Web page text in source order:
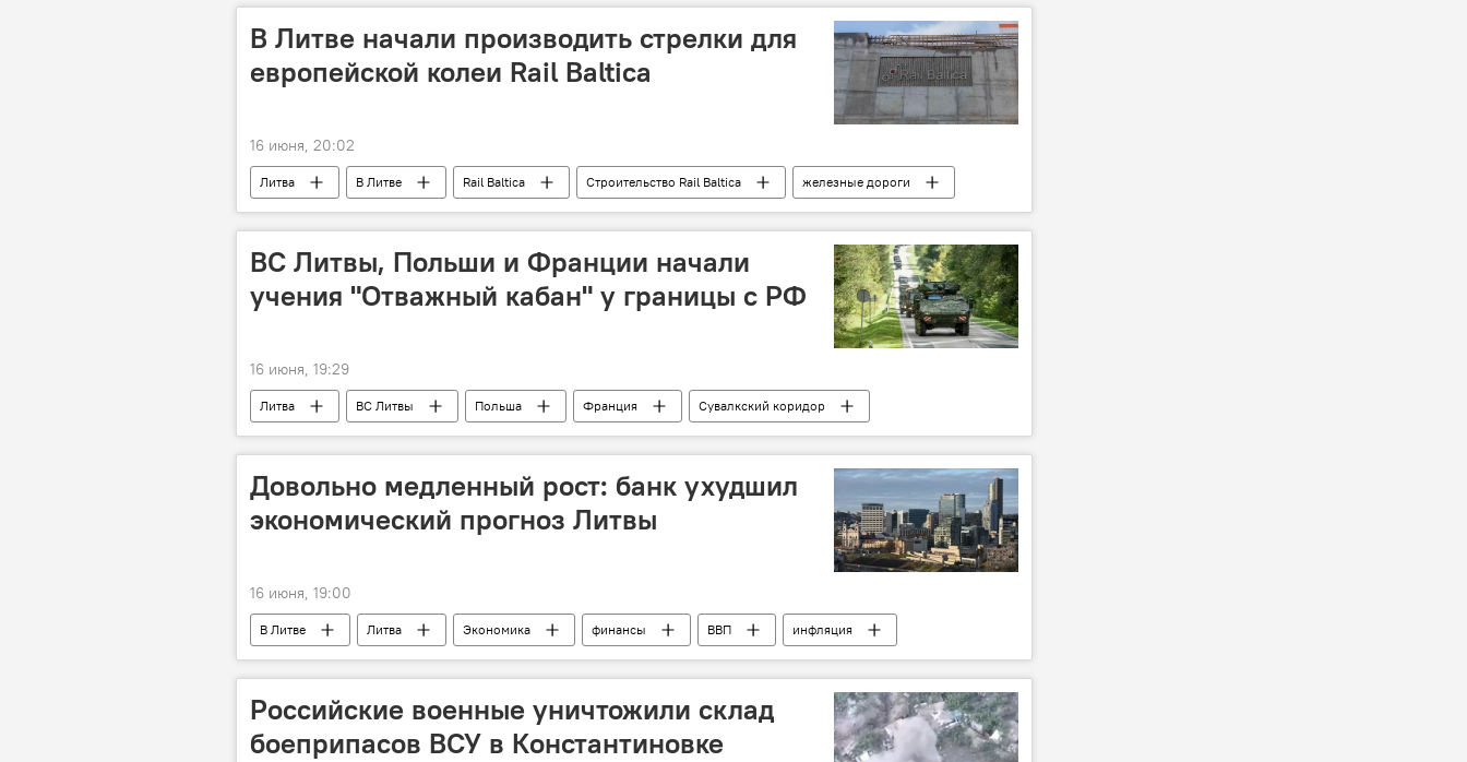
В Литве начали производить стрелки для
европейской колеи Rail Baltica
16 июня, 20:02
Литва В Литве Rail Baltica Строительство Rail Baltica
железные дороги
Министерство транспорта и сообщений Литвы
ВС Литвы, Польши и Франции начали
учения "Отважный кабан" у границы с РФ
16 июня, 19:29
Литва ВС Литвы Польша Франция
Сувалкский коридор
Россия
граница государственная граница учения
военные учения
Довольно медленный рост: банк ухудшил
экономический прогноз Литвы
16 июня, 19:00
В Литве Литва Экономика финансы ВВП
инфляция
прогноз
ВВС Литвы рост цен производство торговля банк
Российские военные уничтожили склад
боеприпасов ВСУ в Константиновке